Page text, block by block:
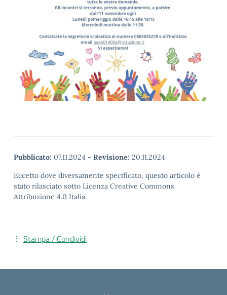
Pubblicato: 07.11.2024 - Revisione: 20.11.2024
Eccetto dove diversamente specificato, questo articolo è
stato rilasciato sotto Licenza Creative Commons
Attribuzione 4.0 Italia.
Stampa / Condividi